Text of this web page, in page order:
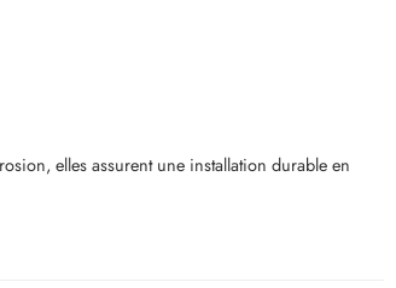
elles assurent une installation durable en